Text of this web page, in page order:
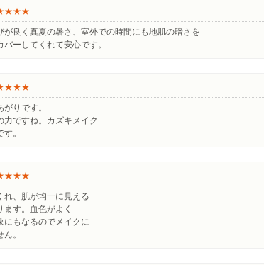
が良く真夏の暑さ、室外での時間にも地肌の暗さを
バーしてくれて安心です。
りです。
力ですね。カズキメイク
。
れ、肌が均一に見える
ます。血色がよく
にもなるのでメイクに
。